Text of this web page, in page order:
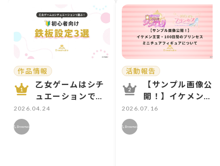
作品情報
乙女ゲームはシチ
ュエーションで選
ぶ！ 初心者向け鉄
2026.04.24
活動報告
【サンプル画像公
開！】イケメン王
宮・100日間のプ
2026.07.16